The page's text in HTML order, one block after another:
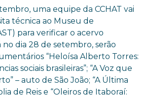
uma equipe da CCHAT vai
técnica ao Museu de
para verificar o acervo
dia 28 de setembro, serão
“Heloísa Alberto Torres:
sociais brasileiras”; “A Voz que
– auto de São João; “A Última
de Reis e “Oleiros de Itaboraí: